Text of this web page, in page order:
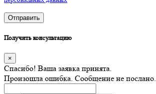
Отправить
Получить консультацию
×
Спасибо! Ваша заявка принята.
Произошла ошибка. Сообщение не послано.